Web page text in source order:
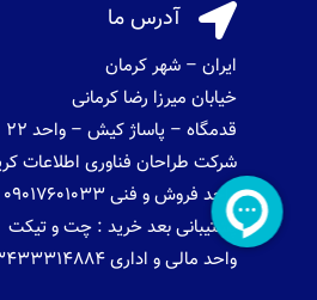
 آدرس ما
ایران – شهر کرمان
خیابان میرزا رضا کرمانی
قدمگاه – پاساژ کیش – واحد 22
شرکت طراحان فناوری اطلاعات
واحد فروش و فنی 09017601033
پشتیبانی بعد خرید : چت و تیکت
واحد مالی و اداری 03433314884